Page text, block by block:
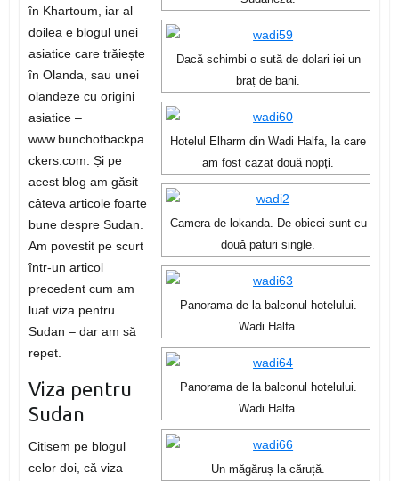
Dacă schimbi o sută de dolari iei un
braț de bani.
Hotelul Elharm din Wadi Halfa, la care
am fost cazat două nopți.
Camera de lokanda. De obicei sunt cu
două paturi single.
Panorama de la balconul hotelului.
Wadi Halfa.
Panorama de la balconul hotelului.
Wadi Halfa.
Un măgăruș la căruță.
în Khartoum, iar al
doilea e blogul unei
asiatice care trăiește
în Olanda, sau unei
olandeze cu origini
asiatice –
www.bunchofbackpa
ckers.com. Și pe
acest blog am găsit
câteva articole foarte
bune despre Sudan.
Am povestit pe scurt
într-un articol
precedent cum am
luat viza pentru
Sudan – dar am să
repet.
Viza pentru
Sudan
Citisem pe blogul
celor doi, că viza